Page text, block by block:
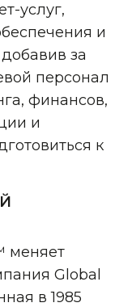
услуг,
и
за
персонал
финансов,
и
к
меняет
Global
в 1985